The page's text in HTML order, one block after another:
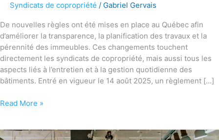
Syndicats de copropriété / Gabriel Gervais
De nouvelles règles ont été mises en place au Québec afin
d’améliorer la transparence, la planification des travaux et la
pérennité des immeubles. Ces changements touchent
directement les syndicats de copropriété, mais aussi tous les
aspects liés à l’entretien et à la gestion quotidienne des
bâtiments. Entré en vigueur le 14 août 2025, un règlement […]
Read More »
Pourquoi